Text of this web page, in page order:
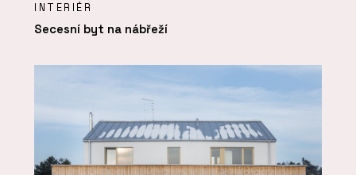
INTERIÉR
Secesní byt na nábřeží